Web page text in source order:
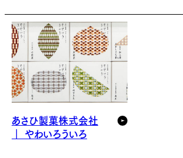
あさひ製菓株式会社
｜ やわいろういろ